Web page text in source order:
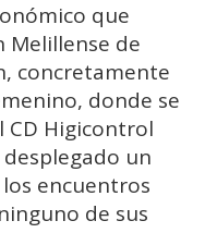
que
Melillense de
concretamente
donde se
CD Higicontrol
un
encuentros
de sus